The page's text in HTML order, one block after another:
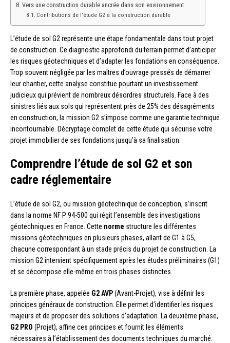
Vers une construction durable ancrée dans son environnement
Contributions de l’étude G2 à la construction durable
L’étude de sol G2 représente une étape fondamentale dans tout projet
de construction. Ce diagnostic approfondi du terrain permet d’anticiper
les risques géotechniques et d’adapter les fondations en conséquence.
Trop souvent négligée par les maîtres d’ouvrage pressés de démarrer
leur chantier, cette analyse constitue pourtant un investissement
judicieux qui prévient de nombreux désordres structurels. Face à des
sinistres liés aux sols qui représentent près de 25% des désagréments
en construction, la mission G2 s’impose comme une garantie technique
incontournable. Décryptage complet de cette étude qui sécurise votre
projet immobilier de ses fondations jusqu’à sa finalisation.
Comprendre l’étude de sol G2 et son
cadre réglementaire
L’étude de sol G2, ou mission géotechnique de conception, s’inscrit
dans la norme NF P 94-500 qui régit l’ensemble des investigations
géotechniques en France. Cette norme structure les différentes
missions géotechniques en plusieurs phases, allant de G1 à G5,
chacune correspondant à un stade précis du projet de construction. La
mission G2 intervient spécifiquement après les études préliminaires (G1)
et se décompose elle-même en trois phases distinctes.
La première phase, appelée G2 AVP(Avant-Projet), vise à définir les
principes généraux de construction. Elle permet d’identifier les risques
majeurs et de proposer des solutions d’adaptation. La deuxième phase,
G2 PRO (Projet), affine ces principes et fournit les éléments
nécessaires à l’établissement des documents techniques du marché.